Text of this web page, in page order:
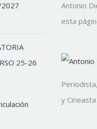
2027
25-26
Antonio
esta
y Cineasta